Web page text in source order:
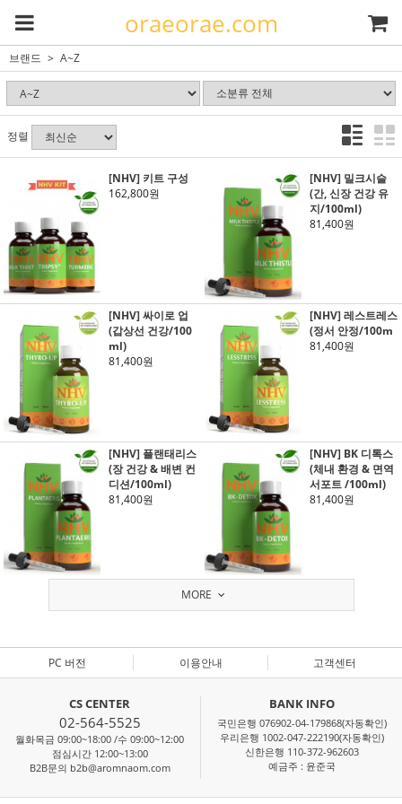
oraeorae.com
브랜드 A~Z
정렬
[NHV] 키트 구성
162,800원
[NHV] 밀크시슬
(간, 신장 건강 유
지/100ml)
81,400원
[NHV] 싸이로 업
(갑상선 건강/100
ml)
81,400원
[NHV] 레스트레스
(정서 안정/100m
81,400원
[NHV] 플랜태리스
(장 건강 & 배변 컨
디션/100ml)
81,400원
[NHV] BK 디톡스
(체내 환경 & 면역
서포트 /100ml)
81,400원
MORE
PC 버전 이용안내 고객센터
CS CENTER
02-564-5525
월화목금 09:00~18:00 /수 09:00~12:00
점심시간 12:00~13:00
B2B문의 b2b@aromnaom.com
BANK INFO
국민은행 076902-04-179868(자동확인)
우리은행 1002-047-222190(자동확인)
신한은행 110-372-962603
예금주 : 윤준국